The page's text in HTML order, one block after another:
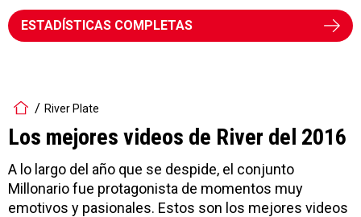
ESTADÍSTICAS COMPLETAS
River Plate
Los mejores videos de River del 2016
A lo largo del año que se despide, el conjunto
Millonario fue protagonista de momentos muy
emotivos y pasionales. Estos son los mejores videos